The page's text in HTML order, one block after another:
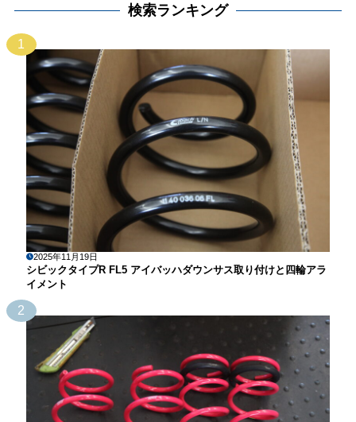
検索ランキング
1
2025年11月19日
シビックタイプR FL5 アイバッハダウンサス取り付けと四輪アラ
イメント
2